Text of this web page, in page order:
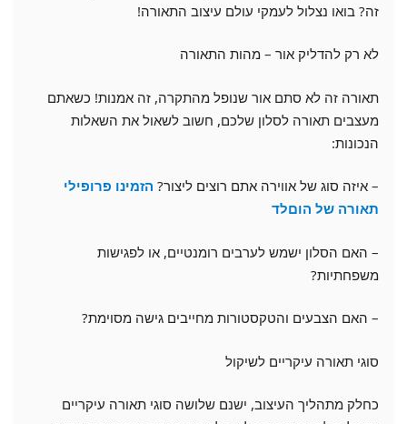
זה? בואו נצלול לעמקי עולם עיצוב התאורה!
לא רק להדליק אור – מהות התאורה
תאורה זה לא סתם אור שנופל מהתקרה, זה אמנות! כשאתם
מעצבים תאורה לסלון שלכם, חשוב לשאול את השאלות
הנכונות:
– איזה סוג של אווירה אתם רוצים ליצור? הזמינו פרופילי
תאורה של הוםלד
– האם הסלון ישמש לערבים רומנטיים, או לפגישות
משפחתיות?
– האם הצבעים והטקסטורות מחייבים גישה מסוימת?
סוגי תאורה עיקריים לשיקול
כחלק מתהליך העיצוב, ישנם שלושה סוגי תאורה עיקריים